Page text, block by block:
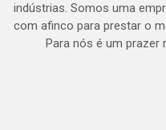
indústrias. Somos uma
com afinco para prestar o
Para nós é um prazer